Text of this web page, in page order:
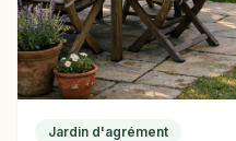
Jardin d'agrément